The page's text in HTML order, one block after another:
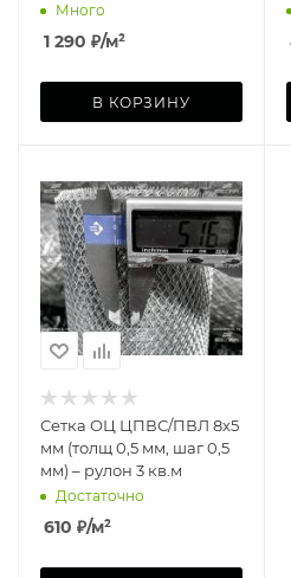
Много
1 290 ₽/м²
В КОРЗИНУ
Сетка ОЦ ЦПВС/ПВЛ 8х5
мм (толщ 0,5 мм, шаг 0,5
мм) – рулон 3 кв.м
Достаточно
610 ₽/м²